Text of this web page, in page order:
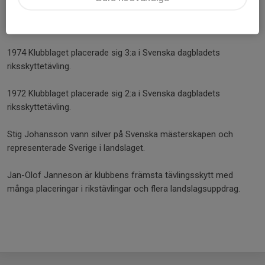
1974 Klubblaget placerade sig 3:a i Svenska dagbladets
riksskyttetävling.
1972 Klubblaget placerade sig 2:a i Svenska dagbladets
riksskyttetävling.
Stig Johansson vann silver på Svenska mästerskapen och
representerade Sverige i landslaget.
Jan-Olof Janneson är klubbens främsta tävlingsskytt med
många placeringar i rikstävlingar och flera landslagsuppdrag.